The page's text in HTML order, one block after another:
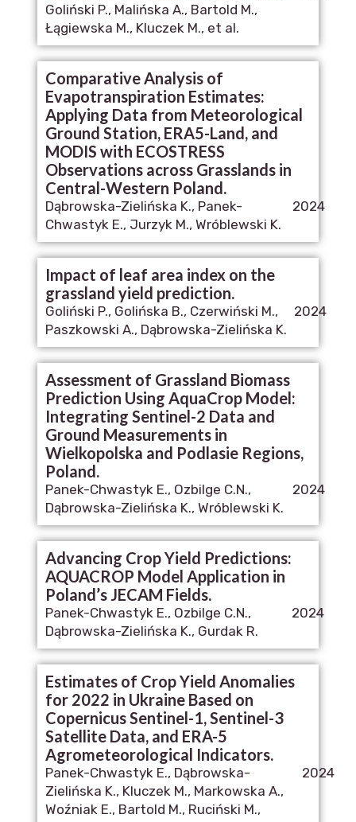
Goliński P., Malińska A., Bartold M.,
Łągiewska M., Kluczek M., et al.
Comparative Analysis of
Evapotranspiration Estimates:
Applying Data from Meteorological
Ground Station, ERA5-Land, and
MODIS with ECOSTRESS
Observations across Grasslands in
Central-Western Poland.
Dąbrowska-Zielińska K., Panek-
Chwastyk E., Jurzyk M., Wróblewski K.
2024
Impact of leaf area index on the
grassland yield prediction.
Goliński P., Golińska B., Czerwiński M.,
Paszkowski A., Dąbrowska-Zielińska K.
2024
Assessment of Grassland Biomass
Prediction Using AquaCrop Model:
Integrating Sentinel-2 Data and
Ground Measurements in
Wielkopolska and Podlasie Regions,
Poland.
Panek-Chwastyk E., Ozbilge C.N.,
Dąbrowska-Zielińska K., Wróblewski K.
2024
Advancing Crop Yield Predictions:
AQUACROP Model Application in
Poland’s JECAM Fields.
Panek-Chwastyk E., Ozbilge C.N.,
Dąbrowska-Zielińska K., Gurdak R.
2024
Estimates of Crop Yield Anomalies
for 2022 in Ukraine Based on
Copernicus Sentinel-1, Sentinel-3
Satellite Data, and ERA-5
Agrometeorological Indicators.
Panek-Chwastyk E., Dąbrowska-
Zielińska K., Kluczek M., Markowska A.,
Woźniak E., Bartold M., Ruciński M.,
2024